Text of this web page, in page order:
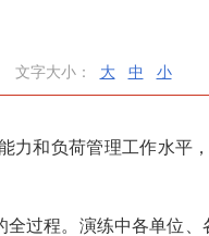
文字大小： 大 中 小
力和负荷管理工作水平
过程。演练中各单位、